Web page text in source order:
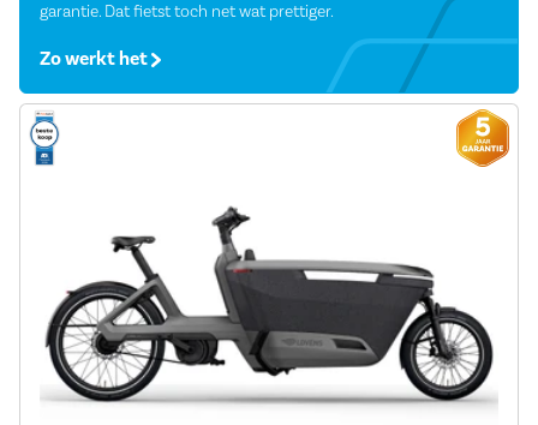
garantie. Dat fietst toch net wat prettiger.
Zo werkt het